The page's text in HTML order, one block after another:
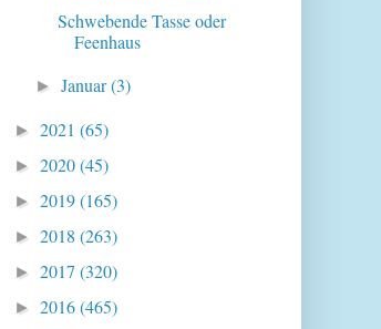
Schwebende Tasse oder
Feenhaus
►Januar(3)
► 2021 (65)
► 2020(45)
► 2019(165)
► 2018 (263)
► 2017 (320)
► 2016(465)